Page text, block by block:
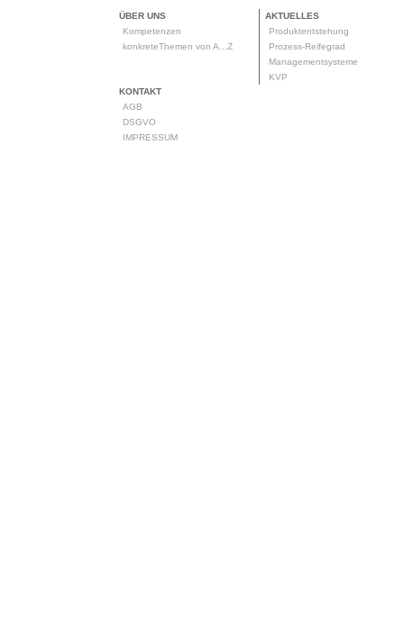
ÜBER UNS
Kompetenzen
konkreteThemen von A...Z
AKTUELLES
Produktentstehung
Prozess-Reifegrad
Managementsysteme
KVP
KONTAKT
AGB
DSGVO
IMPRESSUM